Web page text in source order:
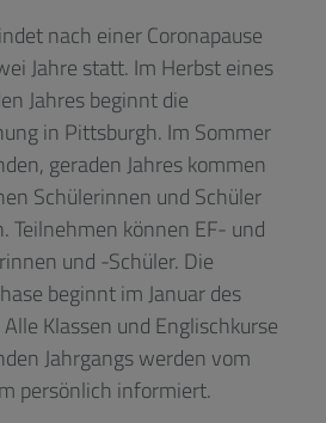
nach einer Coronapause
Jahre statt. Im Herbst eines
Jahres beginnt die
in Pittsburgh. Im Sommer
geraden Jahres kommen
Schülerinnen und Schüler
Teilnehmen können EF- und
und -Schüler. Die
beginnt im Januar des
Klassen und Englischkurse
Jahrgangs werden vom
persönlich informiert.